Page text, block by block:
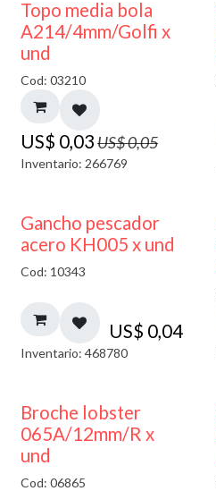
40% DESCUENTO
Topo media bola
A214/4mm/Golfi x
und
Cod: 03210
US$ 0,03US$0,05
Inventario: 266769
Gancho pescador
acero KH005 x und
Cod: 10343
US$ 0,04
Inventario: 468780
Broche lobster
065A/12mm/R x
und
Cod: 06865